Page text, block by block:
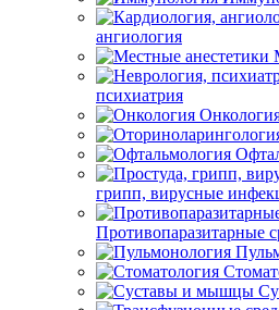
ангиология
психиатрия
грипп, вирусные
Противопаразитарные